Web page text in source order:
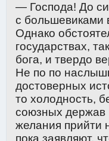
— Господа! До
с большевиками
Однако
государствах,
бога, и твердо
Не по по
достоверных
то холодность,
союзных держав
желания прийти
пока заявляют,